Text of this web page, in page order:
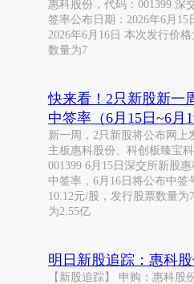
惠科股份，代码：001399 深
签率公布日期：2026年6月15
2026年6月16日 本次发行价
数量为7
快来看！2只新股新一
中签率（6月15日~6月
新一周，2只新股将公布网上
主板惠科股份、科创板臻宝
001399 6月15日深交所新股
中签率，6月16日将公布中签
10.12元/股，发行股票数量
为2.55亿
明日新股追踪：惠科
【新股追踪】 申购：惠科股